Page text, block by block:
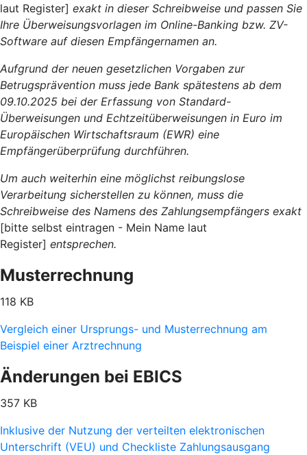
laut Register] exakt in dieser Schreibweise und passen Sie
Ihre Überweisungsvorlagen im Online-Banking bzw. ZV-
Software auf diesen Empfängernamen an.
Aufgrund der neuen gesetzlichen Vorgaben zur
Betrugsprävention muss jede Bank spätestens ab dem
09.10.2025 bei der Erfassung von Standard-
Überweisungen und Echtzeitüberweisungen in Euro im
Europäischen Wirtschaftsraum (EWR) eine
Empfängerüberprüfung durchführen.
Um auch weiterhin eine möglichst reibungslose
Verarbeitung sicherstellen zu können, muss die
Schreibweise des Namens des Zahlungsempfängers exakt
[bitte selbst eintragen - Mein Name laut
Register] entsprechen.
Musterrechnung
118 KB
Vergleich einer Ursprungs- und Musterrechnung am
Beispiel einer Arztrechnung
Änderungen bei EBICS
357 KB
Inklusive der Nutzung der verteilten elektronischen
Unterschrift (VEU) und Checkliste Zahlungsausgang